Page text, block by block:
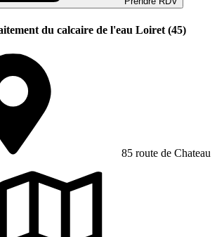
du calcaire de l'eau Loiret (45)
85 route de Chateau